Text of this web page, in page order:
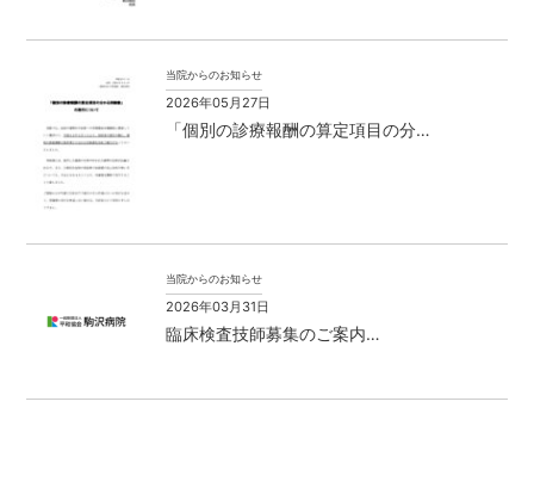
当院からのお知らせ
2026年05月27日
「個別の診療報酬の算定項目の分…
当院からのお知らせ
2026年03月31日
臨床検査技師募集のご案内…